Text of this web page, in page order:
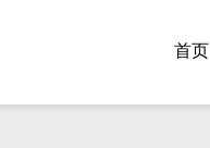
首页